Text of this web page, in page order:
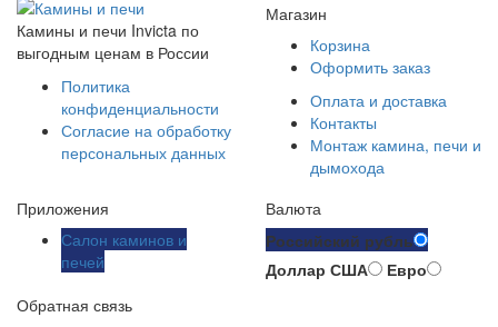
Камины и печи Invicta по
выгодным ценам в России
Политика
конфиденциальности
Согласие на обработку
персональных данных
Магазин
Корзина
Оформить заказ
Оплата и доставка
Контакты
Монтаж камина, печи и
дымохода
Приложения
Салон каминов и
печей
Валюта
Российский рубль
Доллар США
Евро
Обратная связь